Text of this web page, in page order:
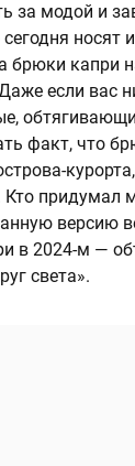
за модой и
сегодня
брюки капри
если вас
факт, что
придумал
версию
в 2024-м —
света».